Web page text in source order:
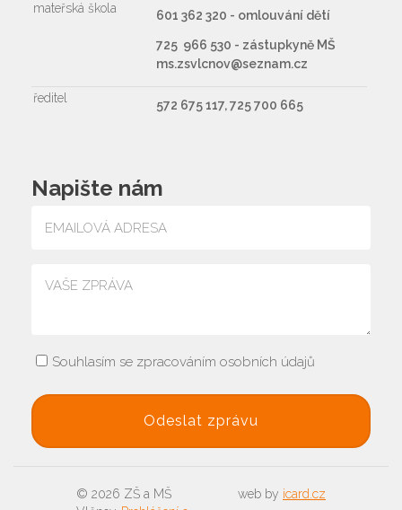
mateřská škola
601 362 320 - omlouvání dětí
725 966 530 - zástupkyně MŠ
ms.zsvlcnov@seznam.cz
ředitel 572 675 117, 725 700 665
Napište nám
Souhlasím se zpracováním osobních údajů
© 2026 ZŠ a MŠ
web by icard.cz